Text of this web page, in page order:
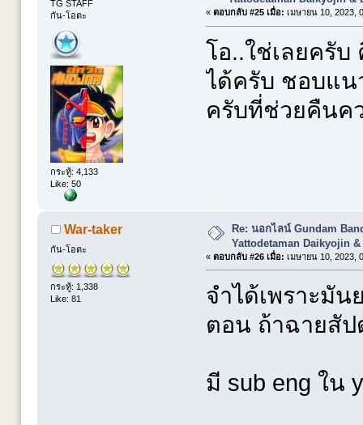
TG STAFF
กัน-โอตะ
กระทู้: 4,133
Like: 50
« ตอบกลับ #25 เมื่อ: เมษายน 10, 2023,
โอ..ใช่เลยครั
ได้ครับ ชอบแน
ครับที่ช่วยคืนค
War-taker
กัน-โอตะ
กระทู้: 1,338
Like: 81
Re: นอกไลน์ Gundam
Yattodetaman Daikyojin &
« ตอบกลับ #26 เมื่อ: เมษายน 10, 2023,
จำได้เพราะมัน
ตอน ถ้าฉายสั
มี sub eng ใน